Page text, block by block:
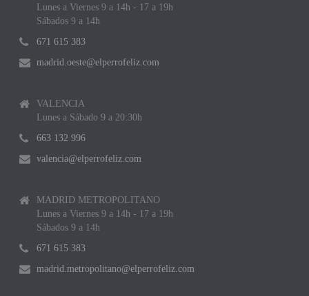
Lunes a Viernes 9 a 14h - 17 a 19h
Sábados 9 a 14h
671 615 383
madrid.oeste@elperrofeliz.com
VALENCIA
Lunes a Sábado 9 a 20:30h
663 132 996
valencia@elperrofeliz.com
MADRID METROPOLITANO
Lunes a Viernes 9 a 14h - 17 a 19h
Sábados 9 a 14h
671 615 383
madrid.metropolitano@elperrofeliz.com